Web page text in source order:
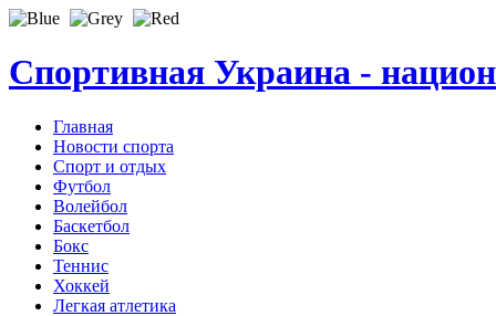
Спортивная Украина -
Главная
Новости спорта
Спорт и отдых
Футбол
Волейбол
Баскетбол
Бокс
Теннис
Хоккей
Легкая атлетика